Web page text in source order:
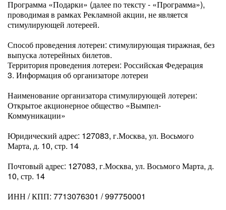
Программа «Подарки» (далее по тексту - «Программа»),
проводимая в рамках Рекламной акции, не является
стимулирующей лотереей.
Способ проведения лотереи: стимулирующая тиражная, без
выпуска лотерейных билетов.
Территория проведения лотереи: Российская Федерация
3. Информация об организаторе лотереи
Наименование организатора стимулирующей лотереи:
Открытое акционерное общество «Вымпел-
Коммуникации»
Юридический адрес: 127083, г.Москва, ул. Восьмого
Марта, д. 10, стр. 14
Почтовый адрес: 127083, г.Москва, ул. Восьмого Марта, д.
10, стр. 14
ИНН / КПП: 7713076301 / 997750001